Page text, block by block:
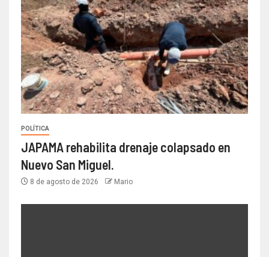
POLÍTICA
JAPAMA rehabilita drenaje colapsado en
Nuevo San Miguel.
8 de agosto de 2026 Mario